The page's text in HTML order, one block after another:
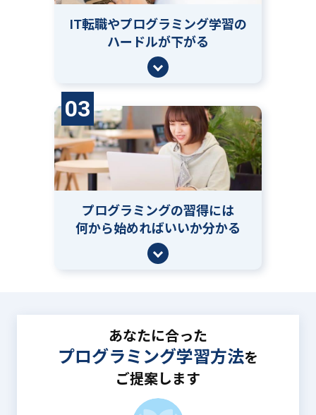
IT転職やプログラミング学習の
ハードルが下がる
03
プログラミングの習得には
何から始めればいいか分かる
あなたに合った
プログラミング学習方法を
ご提案します